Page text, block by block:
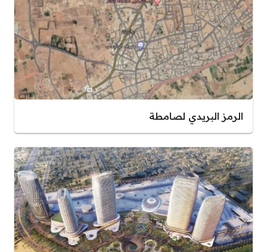
الرمز البريدي لصامطة